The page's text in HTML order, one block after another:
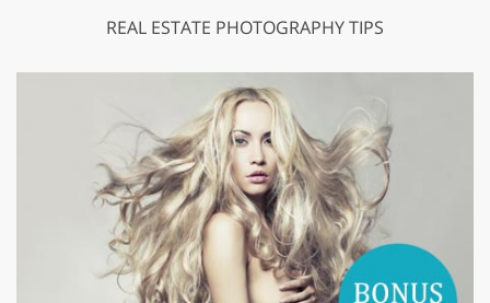
REAL ESTATE PHOTOGRAPHY TIPS